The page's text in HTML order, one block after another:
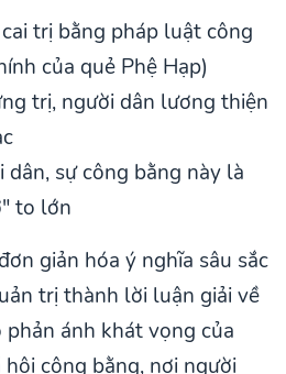
trị bằng pháp luật công
của quẻ Phệ Hạp)
trị, người dân lương thiện
dân, sự công bằng này là
to lớn
giản hóa ý nghĩa sâu sắc
trị thành lời luận giải về
ánh khát vọng của
công bằng, nơi người